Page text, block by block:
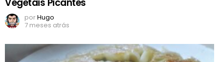
porHugo
7 meses atrás